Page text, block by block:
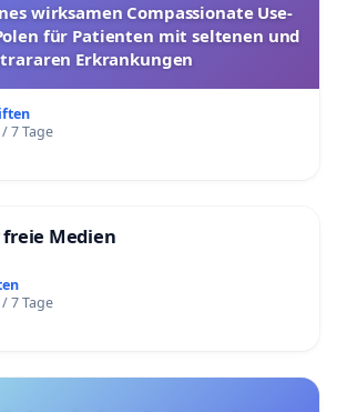
wirksamen Compassionate Use-
für Patienten mit seltenen und
Erkrankungen
7 Tage
Medien
7 Tage